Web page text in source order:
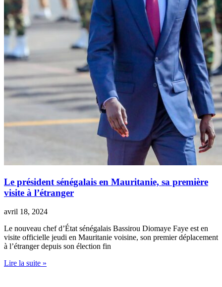
Le président sénégalais en Mauritanie, sa première
visite à l’étranger
avril 18, 2024
Le nouveau chef d’État sénégalais Bassirou Diomaye Faye est en
visite officielle jeudi en Mauritanie voisine, son premier déplacement
à l’étranger depuis son élection fin
Lire la suite »